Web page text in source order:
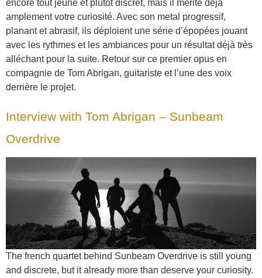
encore tout jeune et plutôt discret, mais il mérite déjà
amplement votre curiosité. Avec son metal progressif,
planant et abrasif, ils déploient une série d’épopées jouant
avec les rythmes et les ambiances pour un résultat déjà très
alléchant pour la suite. Retour sur ce premier opus en
compagnie de Tom Abrigan, guitariste et l’une des voix
derrière le projet.
Interview with Tom Abrigan – Sunbeam
Overdrive
The french quartet behind Sunbeam Overdrive is still young
and discrete, but it already more than deserve your curiosity.